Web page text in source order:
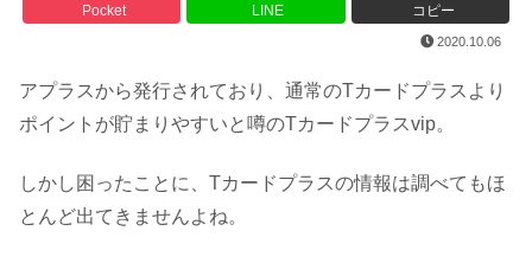
Pocket LINE コピー
2020.10.06
アプラスから発行されており、通常のTカードプラスより
ポイントが貯まりやすいと噂のTカードプラスvip。
しかし困ったことに、Tカードプラスの情報は調べてもほ
とんど出てきませんよね。